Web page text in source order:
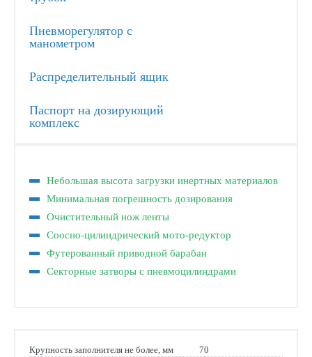
Пневморегулятор с
манометром
Распределительный ящик
Паспорт на дозирующий
комплекс
Небольшая высота загрузки инертных материалов
Минимальная погрешность дозирования
Очистительный нож ленты
Соосно-цилиндрический мото-редуктор
Футерованный приводной барабан
Секторные затворы с пневмоцилиндрами
Крупность заполнителя не более, мм
70